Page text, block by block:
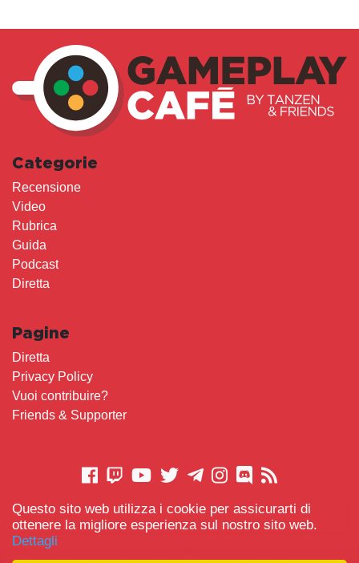
Questo sito web utilizza i cookie per assicurarti di
ottenere la migliore esperienza sul nostro sito web.
Dettagli
Categorie
Recensione
Video
Rubrica
Guida
Podcast
Diretta
Pagine
Diretta
Privacy Policy
Vuoi contribuire?
Friends & Supporter
CONTATTACI
© 2021 Gameplay.Cafe made with Scemo chi Legge-